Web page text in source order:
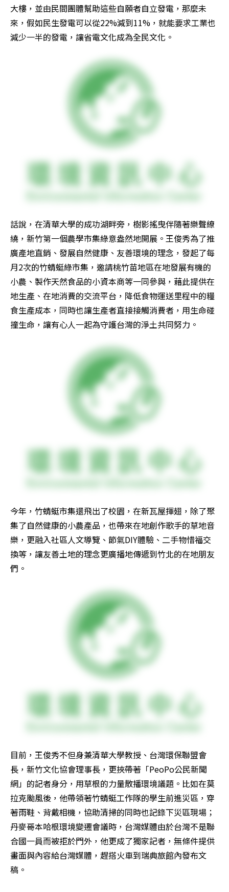
大樓，並由民間團體幫助這些自願者自立發電，那麼未
來，假如民生發電可以從22%減到11%，就能要求工業也
減少一半的發電，讓省電文化成為全民文化。
話說，在清華大學的成功湖畔旁，樹影搖曳伴隨著樂聲繚
繞，新竹第一個農學市集綠意盎然地開展。王俊秀為了推
廣產地直銷、發展自然健康、友善環境的理念，發起了每
月2次的竹蜻蜓綠市集，邀請桃竹苗地區在地發展有機的
小農、製作天然食品的小資本商等一同參與，藉此提供在
地生產、在地消費的交流平台，降低食物運送里程中的糧
食生產成本，同時也讓生產者直接接觸消費者，用生命碰
撞生命，讓有心人一起為守護台灣的淨土共同努力。
今年，竹蜻蜓市集還飛出了校園，在新瓦屋揮翅，除了聚
集了自然健康的小農產品，也帶來在地創作歌手的草地音
樂，更融入社區人文導覽、節氣DIY體驗、二手物惜福交
換等，讓友善土地的理念更廣播地傳遞到竹北的在地朋友
們。
目前，王俊秀不但身兼清華大學教授、台灣環保聯盟會
長，新竹文化協會理事長，更挾帶著「PeoPo公民新聞
網」的記者身分，用草根的力量散播環境議題。比如在莫
拉克颱風後，他帶領著竹蜻蜓工作隊的學生前進災區，穿
著雨鞋、背戴相機，協助清掃的同時也記錄下災區現場；
丹麥哥本哈根環境變遷會議時，台灣媒體由於台灣不是聯
合國一員而被拒於門外，他更成了獨家記者，無條件提供
畫面與內容給台灣媒體，趕搭火車到瑞典旅館內發布文
稿。